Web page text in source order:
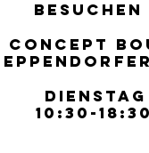
CONCEPT
10:30-
CONCEPT
10:30-